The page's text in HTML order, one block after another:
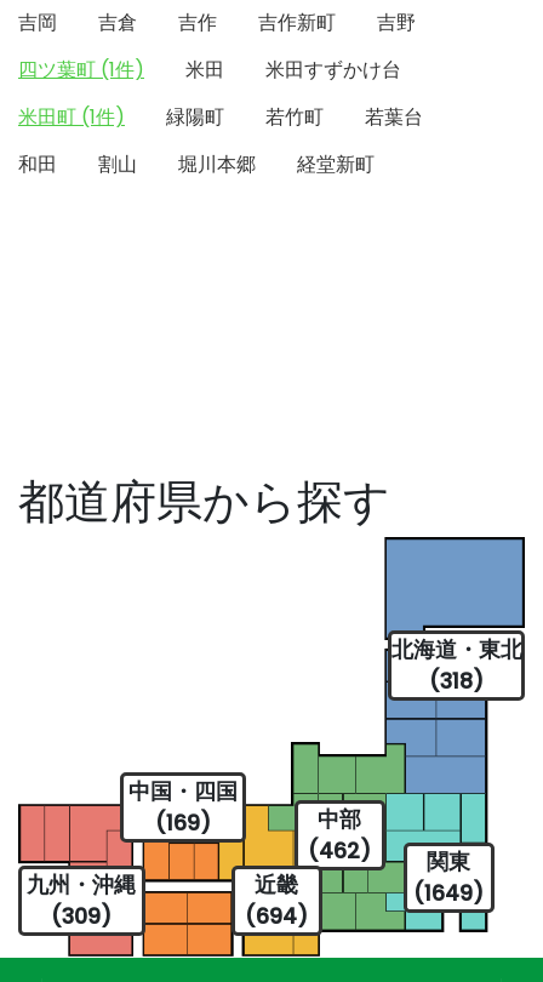
吉岡
吉倉 吉作 吉作新町
吉野
四ツ葉町 (1件)
米田
米田すずかけ台
米田町 (1件)
緑陽町 若竹町
若葉台
和田
割山 堀川本郷 経堂新町
都道府県から探す
北海道・東北
(318)
関東
(1649)
中部
(462)
近畿
(694)
中国・四国
(169)
九州・沖縄
(309)